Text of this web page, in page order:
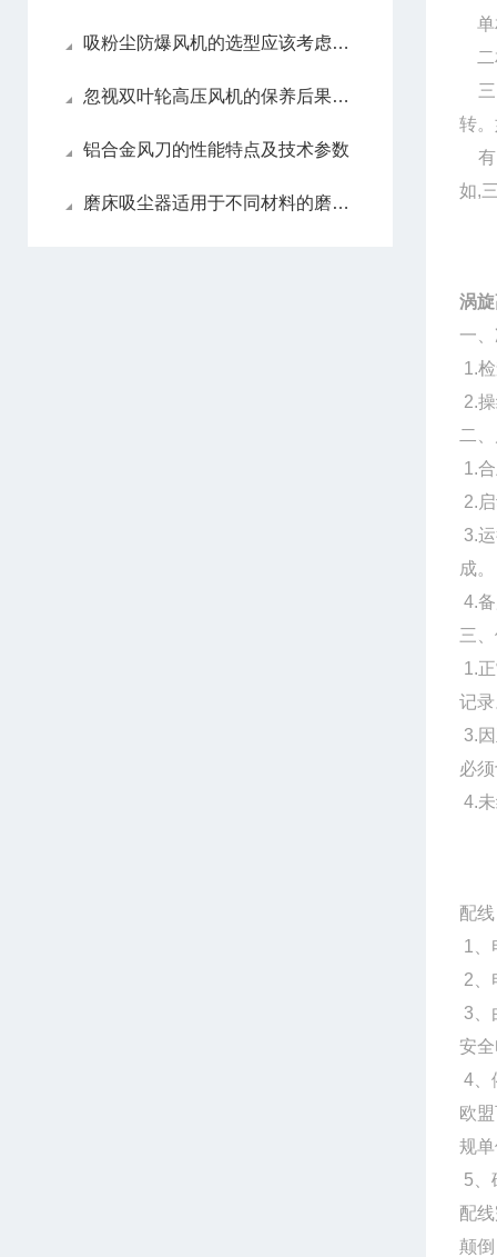
吸粉尘防爆风机的选型应该考虑哪些因素？
忽视双叶轮高压风机的保养后果很严重
铝合金风刀的性能特点及技术参数
磨床吸尘器适用于不同材料的磨削吗？
单
二
三
转
有
如,
涡
一
1.
2.
二
1.
2.
3.
成。
4.
三
1.
记
3.
必
4.
配
1
2
3、
安
4
欧
规
5
配
颠